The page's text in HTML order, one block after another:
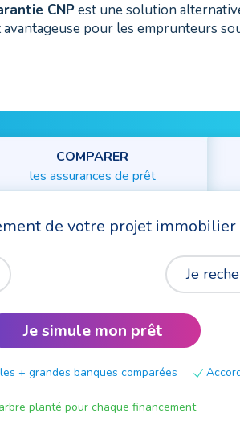
CNPest une solution
pour les emprunteurs
COMPARER
les assurances de prêt
de votre projet immobilier
Je
Je simule mon prêt
les + grandes banques comparées
planté pour chaque financement